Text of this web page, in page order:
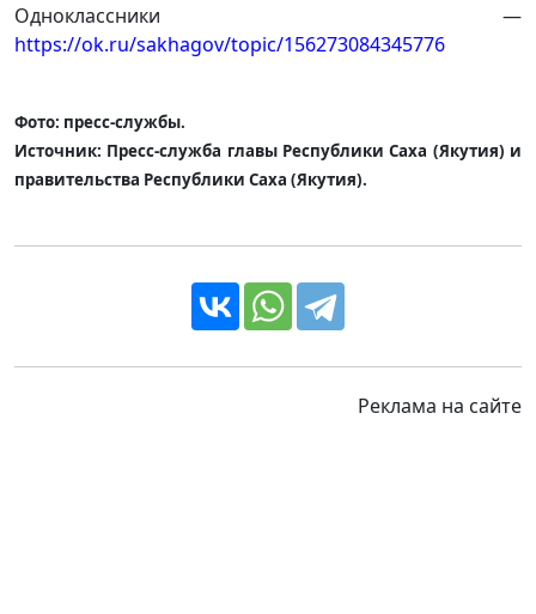
Одноклассники —
https://ok.ru/sakhagov/topic/156273084345776
Фото: пресс-службы.
Источник: Пресс-служба главы Республики Саха (Якутия) и
правительства Республики Саха (Якутия).
Реклама на сайте